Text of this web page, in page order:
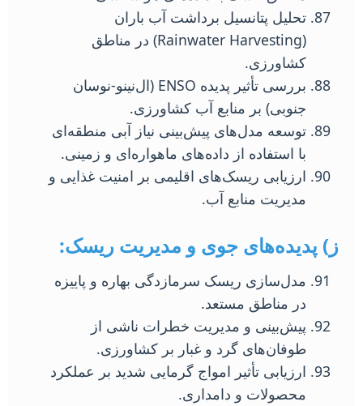
تحلیل پتانسیل برداشت آب باران
(Rainwater Harvesting) در مناطق
کشاورزی.
بررسی تأثیر پدیده ENSO (ال‌نینو-نوسان
جنوبی) بر منابع آب کشاورزی.
توسعه مدل‌های پیش‌بینی نیاز آبی منطقه‌ای
با استفاده از داده‌های ماهواره‌ای و زمینی.
ارزیابی ریسک‌های اقلیمی بر امنیت غذایی و
مدیریت منابع آب.
ز) پدیده‌های جوی و مدیریت ریسک:
مدل‌سازی ریسک سرمازدگی بهاره و پاییزه
در مناطق مستعد.
پیش‌بینی و مدیریت خطرات ناشی از
طوفان‌های گرد و غبار بر کشاورزی.
ارزیابی تأثیر امواج گرمایی شدید بر عملکرد
محصولات و دامداری.